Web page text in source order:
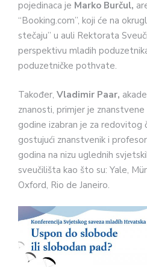
pojedinaca je Marko Burčul,
“Booking.com”, koji će na
stečaju” u auli Rektorata
perspektivu mladih
poduzetničke pothvate.
Također, Vladimir Paar,
znanosti, primjer je
godine izabran je za redovitog
gostujući znanstvenik i
godina na nizu uglednih
sveučilišta kao što su: Yale,
Oxford, Rio de Janeiro.